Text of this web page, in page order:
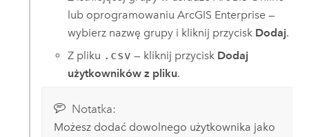
lub oprogramowaniuArcGIS Enterprise —
wybierz nazwę grupy i kliknij przycisk Dodaj.
Z pliku .csv — kliknij przycisk Dodaj
użytkowników z pliku.
Notatka:
Możesz dodać dowolnego użytkownika jako